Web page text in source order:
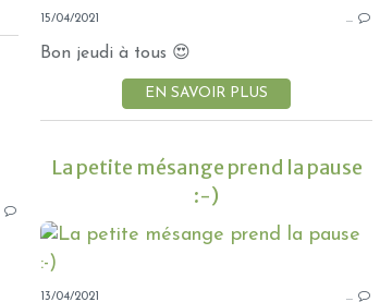
15/04/2021 …
Bon jeudi à tous 😍
EN SAVOIR PLUS
OISEAUX
La petite mésange prend la pause
:-)
13/04/2021 …